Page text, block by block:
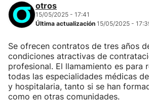
otros
15/05/2025 - 17:41
Última actualización 15/05/2025 -
Se ofrecen contratos de tres años
condiciones atractivas de
profesional. El llamamiento es para
todas las especialidades médicas
y hospitalaria, tanto si se han
como en otras comunidades.